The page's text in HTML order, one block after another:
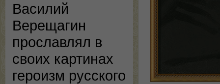
Василий
Верещагин
прославлял в
своих картинах
героизм русского